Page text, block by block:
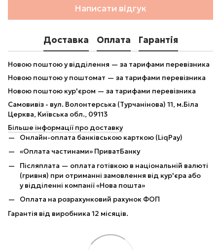
Написати відгук
Доставка Оплата Гарантія
Новою поштою у відділення — за тарифами перевізника
Новою поштою у поштомат — за тарифами перевізника
Новою поштою кур'єром — за тарифами перевізника
Самовивіз - вул. Волонтерська (Турчанінова) 11, м.Біла
Церква, Київська обл., 09113
Більше інформації про доставку
Онлайн-оплата банківською карткою (LiqPay)
«Оплата частинами» ПриватБанку
Післяплата — оплата готівкою в національній валюті
(гривня) при отриманні замовлення від кур'єра або
у відділенні компанії «Нова пошта»
Оплата на розрахунковий рахунок ФОП
Гарантія від виробника 12 місяців.